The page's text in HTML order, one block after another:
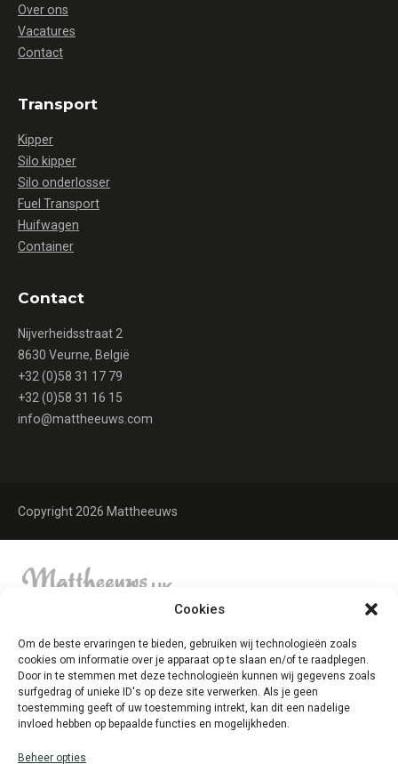
Cookies
Om de beste ervaringen te bieden, gebruiken wij technologieën zoals
cookies om informatie over je apparaat op te slaan en/of te raadplegen.
Door in te stemmen met deze technologieën kunnen wij gegevens zoals
surfgedrag of unieke ID's op deze site verwerken. Als je geen
toestemming geeft of uw toestemming intrekt, kan dit een nadelige
invloed hebben op bepaalde functies en mogelijkheden.
Beheer opties
Over ons
Vacatures
Contact
Transport
Kipper
Silo kipper
Silo onderlosser
Fuel Transport
Huifwagen
Container
Contact
Nijverheidsstraat 2
8630 Veurne, België
+32 (0)58 31 17 79
+32 (0)58 31 16 15
info@mattheeuws.com
Copyright 2026 Mattheeuws